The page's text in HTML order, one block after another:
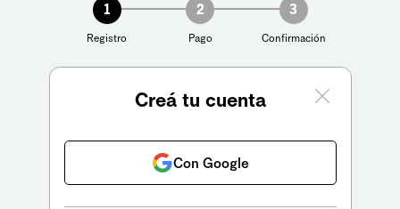
1
Registro
2
Pago
3
Confirmación
Creá tu cuenta
Con Google